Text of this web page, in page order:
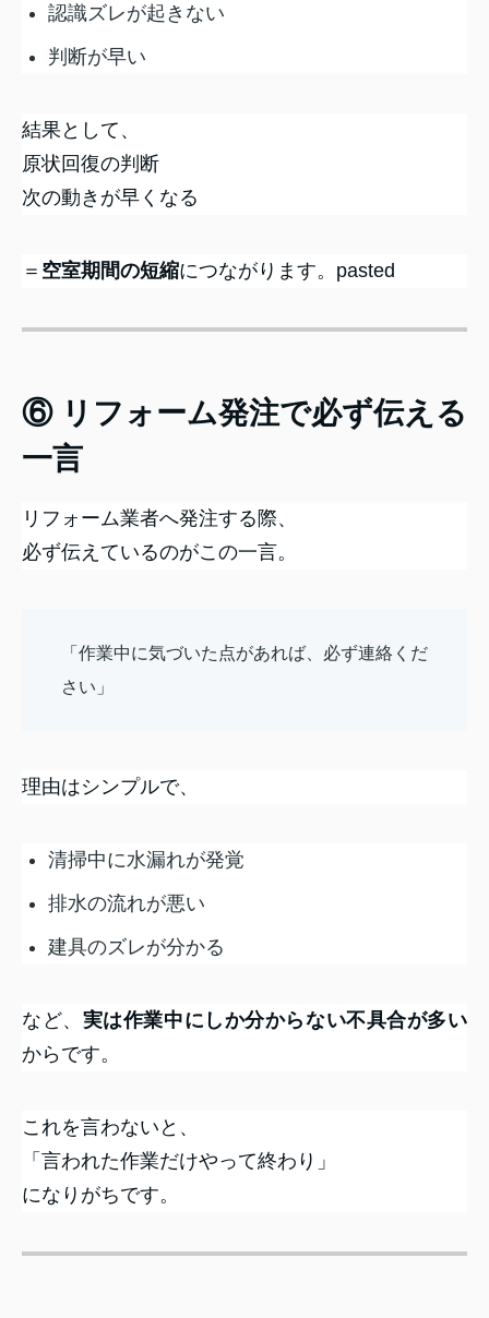
認識ズレが起きない
判断が早い
結果として、
原状回復の判断
次の動きが早くなる
＝ 空室期間の短縮につながります。pasted
⑥ リフォーム発注で必ず伝える
一言
リフォーム業者へ発注する際、
必ず伝えているのがこの一言。
「作業中に気づいた点があれば、必ず連絡くだ
さい」
理由はシンプルで、
清掃中に水漏れが発覚
排水の流れが悪い
建具のズレが分かる
など、 実は作業中にしか分からない不具合が多い
からです。
これを言わないと、
「言われた作業だけやって終わり」
になりがちです。